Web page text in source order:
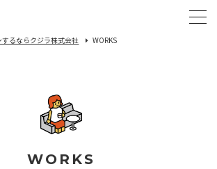
るならクジラ株式会社 WORKS
WORKS